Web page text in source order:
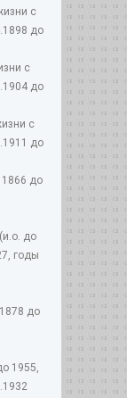
с
до
с
до
с
до
до
до
годы
до
1955,